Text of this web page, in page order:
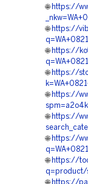
🌐 https://
🌐 https://
🌐 https://
🌐 https://
🌐 https://
🌐 https://
🌐 https://
🌐 https://
q=product/
🌐 https://